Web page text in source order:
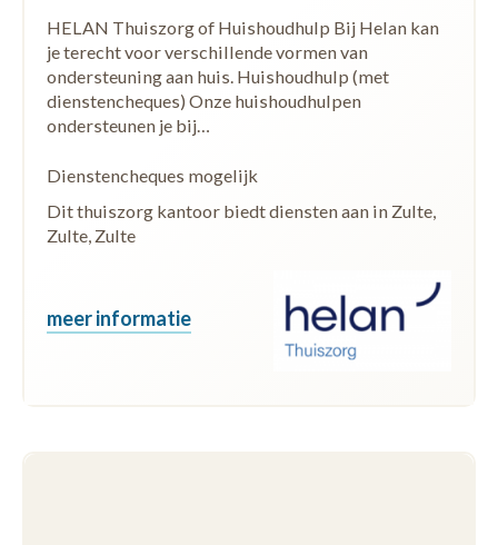
HELAN Thuiszorg of Huishoudhulp Bij Helan kan
je terecht voor verschillende vormen van
ondersteuning aan huis. Huishoudhulp (met
dienstencheques) Onze huishoudhulpen
ondersteunen je bij…
Dienstencheques mogelijk
Dit thuiszorg kantoor biedt diensten aan in Zulte,
Zulte, Zulte
meer informatie